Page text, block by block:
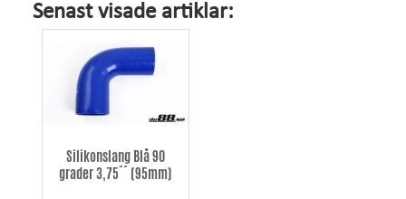
Senast visade artiklar:
Silikonslang Blå 90
grader 3,75´´ (95mm)